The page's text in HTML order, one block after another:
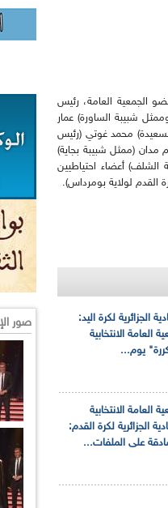
الجمعية العامة، رئيس
شبيبة الساورة) عمار
لسعيدة) محمد غوتي (رئيس
مدان (ممثل شبيبة بجاية)
الشلف) أعضاء احتياطيين
القدم لولاية بومرداس).
الجزائرية لكرة اليد:
العامة الانتخابية
يوم...
العامة الانتخابية
الجزائرية لكرة القدم:
على الملفات...
صور